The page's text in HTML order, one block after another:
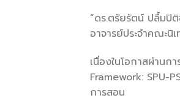
“ดร.ตรัยรัตน์ ปลื้มปิ
อาจารย์ประจำคณะนิ
เนื่องในโอกาสผ่าน
Framework: SPU-
การสอน